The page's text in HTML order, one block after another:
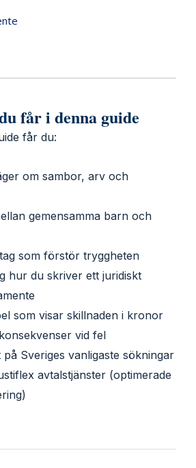
får i denna guide
får du:
om sambor, arv och
gemensamma barn och
som förstör tryggheten
hur du skriver ett juridiskt
som visar skillnaden i kronor
vid fel
på Sveriges vanligaste sökningar
avtalstjänster (optimerade